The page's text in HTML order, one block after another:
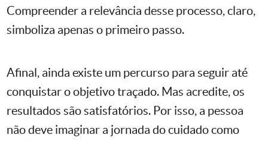
Compreender a relevância desse processo, claro,
simboliza apenas o primeiro passo.
Afinal, ainda existe um percurso para seguir até
conquistar o objetivo traçado. Mas acredite, os
resultados são satisfatórios. Por isso, a pessoa
não deve imaginar a jornada do cuidado como